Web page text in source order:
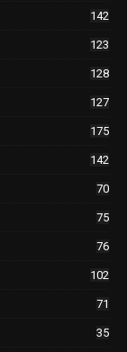
142
123
128
127
175
142
70
75
76
102
71
35